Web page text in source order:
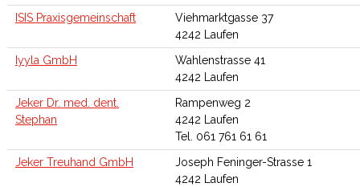
ISIS Praxisgemeinschaft
Viehmarktgasse 37
4242 Laufen
Iyyla GmbH
Wahlenstrasse 41
4242 Laufen
Jeker Dr. med. dent.
Stephan
Rampenweg 2
4242 Laufen
Tel. 061 761 61 61
Jeker Treuhand GmbH
Joseph Feninger-Strasse 1
4242 Laufen